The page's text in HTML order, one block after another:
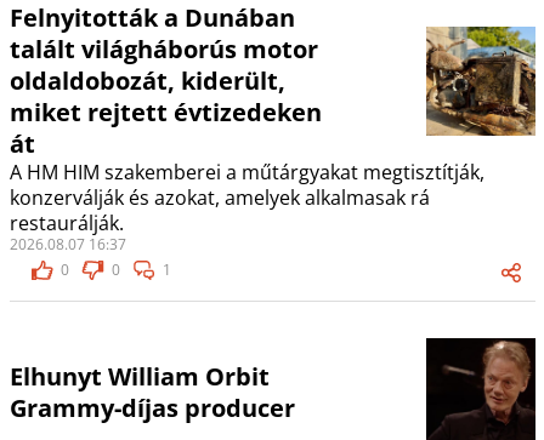
Felnyitották a Dunában
talált világháborús motor
oldaldobozát, kiderült,
miket rejtett évtizedeken
át
A HM HIM szakemberei a műtárgyakat megtisztítják,
konzerválják és azokat, amelyek alkalmasak rá
restaurálják.
2026.08.07 16:37
0
0 1
Elhunyt William Orbit
Grammy-díjas producer